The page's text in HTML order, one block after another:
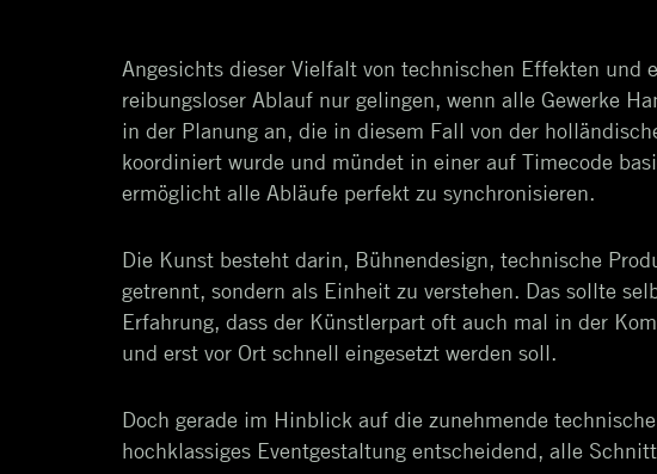
Angesichts dieser Vielfalt von technischen Effekten und
reibungsloser Ablauf nur gelingen, wenn alle Gewerke
in der Planung an, die in diesem Fall von der
koordiniert wurde und mündet in einer auf Timecode
ermöglicht alle Abläufe perfekt zu synchronisieren.
Die Kunst besteht darin, Bühnendesign, technische
getrennt, sondern als Einheit zu verstehen. Das sollte
Erfahrung, dass der Künstlerpart oft auch mal in der
und erst vor Ort schnell eingesetzt werden soll.
Doch gerade im Hinblick auf die zunehmende
hochklassiges Eventgestaltung entscheidend, alle